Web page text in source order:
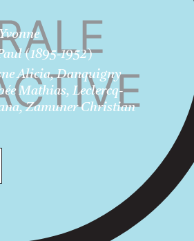
(1895-1952)
Alicia, Danquigny
Mathias, Leclercq-
Zamuner Christian